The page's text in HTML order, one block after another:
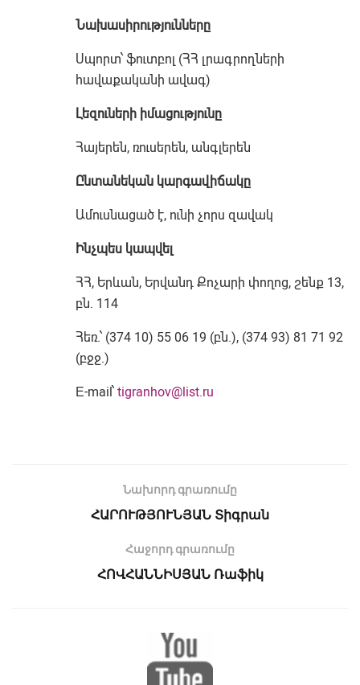
Նախասիրությունները
Սպորտ՝ ֆուտբոլ (ՀՀ լրագրողների
հավաքականի ավագ)
Լեզուների իմացությունը
Հայերեն, ռուսերեն, անգլերեն
Ընտանեկան կարգավիճակը
Ամուսնացած է, ունի չորս զավակ
Ինչպես կապվել
ՀՀ, Երևան, Երվանդ Քոչարի փողոց, շենք 13,
բն. 114
Հեռ.՝ (374 10) 55 06 19 (բն.), (374 93) 81 71 92
(բջջ.)
Е-mail՝tigranhov@list.ru
Նախորդ գրառումը
ՀԱՐՈՒԹՅՈՒՆՅԱՆ Տիգրան
Հաջորդ գրառումը
ՀՈՎՀԱՆՆԻՍՅԱՆ Ռաֆիկ